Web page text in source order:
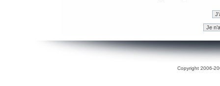
Copyright 2006-